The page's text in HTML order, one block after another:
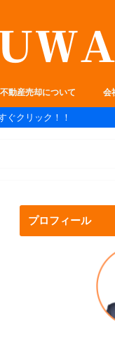
不動産売却について 会
ぐクリック！！
プロフィール